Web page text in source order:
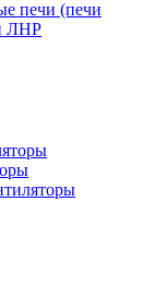
печи (печи
ЛНР